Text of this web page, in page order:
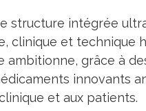
structure intégrée
clinique et technique
ambitionne, grâce à
innovants
et aux patients.